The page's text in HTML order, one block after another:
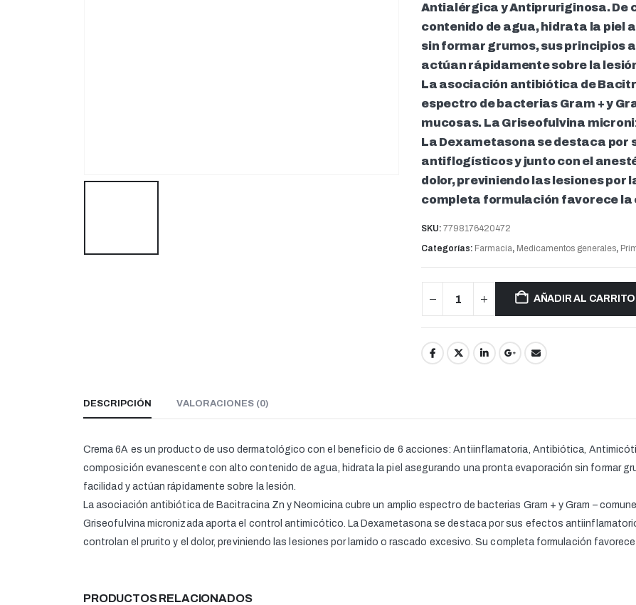
Antialérgica y Antipruriginosa. De
contenido de agua, hidrata la piel
sin formar grumos, sus principios
actúan rápidamente sobre la
La asociación antibiótica de
espectro de bacterias Gram + y
mucosas. La Griseofulvina
La Dexametasona se destaca
antiflogísticos y junto con el
dolor, previniendo las lesiones por
completa formulación favorece
SKU: 7798176420472
Categorías: Farmacia, Medicamentos generales,
AÑADIR AL CARRITO
DESCRIPCIÓN VALORACIONES (0)
Crema 6A es un producto de uso dermatológico con el beneficio de 6 acciones: Antiinflamatoria, Antibiótica,
composición evanescente con alto contenido de agua, hidrata la piel asegurando una pronta evaporación sin formar
facilidad y actúan rápidamente sobre la lesión.
La asociación antibiótica de Bacitracina Zn y Neomicina cubre un amplio espectro de bacterias Gram + y Gram –
Griseofulvina micronizada aporta el control antimicótico. La Dexametasona se destaca por sus efectos
controlan el prurito y el dolor, previniendo las lesiones por lamido o rascado excesivo. Su completa formulación
PRODUCTOS RELACIONADOS